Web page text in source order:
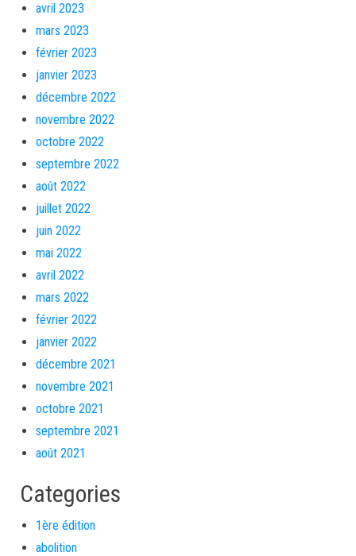
avril 2023
mars 2023
février 2023
janvier 2023
décembre 2022
novembre 2022
octobre 2022
septembre 2022
août 2022
juillet 2022
juin 2022
mai 2022
avril 2022
mars 2022
février 2022
janvier 2022
décembre 2021
novembre 2021
octobre 2021
septembre 2021
août 2021
Categories
1ère édition
abolition